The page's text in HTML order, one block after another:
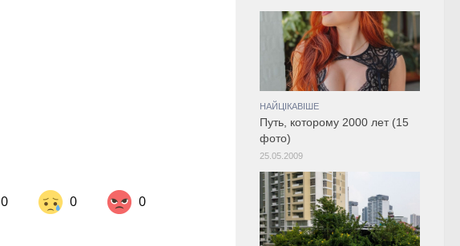
0 0 0
НАЙЦІКАВІШЕ
Путь, которому 2000 лет (15
фото)
25.05.2009